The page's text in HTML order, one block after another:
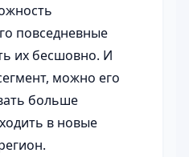
повседневные
их бесшовно. И
можно его
больше
в новые